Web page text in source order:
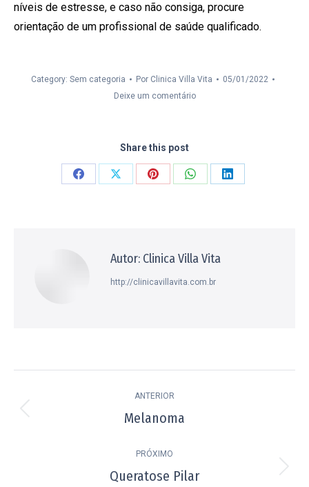
níveis de estresse, e caso não consiga, procure
orientação de um profissional de saúde qualificado.
Category: Sem categoria Por Clinica Villa Vita
05/01/2022
Deixe um comentário
Share this post
CompartilharCompartilharCompartilharCompartilharCompartilhar
Autor: Clinica Villa Vita
http://clinicavillavita.com.br
de
ANTERIOR
Post
Melanoma
PRÓXIMO
Próximo
Queratose Pilar